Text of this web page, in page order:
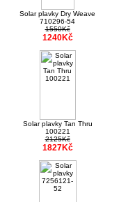
Solar plavky Dry Weave
710296-54
1550Kč
1240Kč
Solar plavky Tan Thru
100221
2125Kč
1827Kč